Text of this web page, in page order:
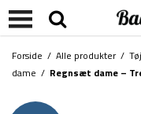
Forside / Alle produkter/
dame / Regnsæt dame –